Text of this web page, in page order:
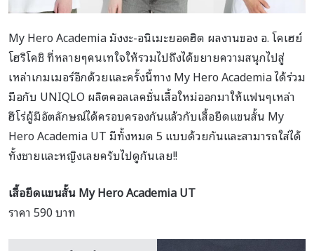
My Hero Academia มังงะ-อนิเมะยอดฮิต ผลงานของ อ. โคเฮย์
โฮริโคชิ ที่หลายๆคนเทใจให้รวมไปถึงได้ขยายความสนุกไปสู่
เหล่าเกมเมอร์อีกด้วยและครั้งนี้ทาง My Hero Academia ได้ร่วม
มือกับ UNIQLO ผลิตคอลเลคชั่นเสื้อใหม่ออกมาให้แฟนๆเหล่า
ฮีโร่ผู้มีอัตลักษณ์ได้ครอบครองกันแล้วกับเสื้อยืดแขนสั้น My
Hero Academia UT มีทั้งหมด 5 แบบด้วยกันและสามารถใส่ได้
ทั้งชายและหญิงเลยครับไปดูกันเลย!!
เสื้อยืดแขนสั้น My Hero Academia UT
ราคา 590 บาท